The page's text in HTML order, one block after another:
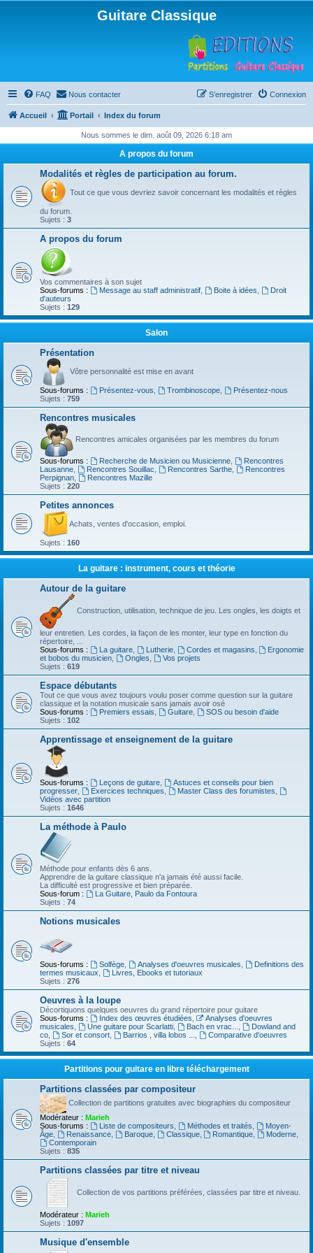
Guitare Classique
FAQ Nous contacter Connexion
S’enregistrer
Accueil Portail Index du forum
Nous sommes le dim. août 09, 2026 6:18 am
A propos du forum
Modalités et règles de participation au forum.
Tout ce que vous devriez savoir concernant les modalités et règles
du forum.
Sujets : 3
A propos du forum
Vos commentaires à son sujet
Sous-forums :
Message au staff administratif, Boite à idées
Droit
d'auteurs
Sujets : 129
Salon
Présentation
Vôtre personnalité est mise en avant
Sous-forums : Présentez-vous Trombinoscope,
Présentez-nous
Sujets : 759
Rencontres musicales
Rencontres amicales organisées par les membres du forum
Sous-forums : Recherche de Musicien ou Musicienne,
Rencontres
Lausanne
Rencontres Souillac Rencontres Sarthe,
Rencontres
Perpignan
Rencontres Mazille
Sujets : 220
Petites annonces
Achats, ventes d'occasion, emploi.
Sujets : 160
La guitare : instrument, cours et théorie
Autour de la guitare
Construction, utilisation, technique de jeu. Les ongles, les doigts et
leur entretien. Les cordes, la façon de les monter, leur type en fonction du
répertoire, ...
Sous-forums :
La guitare, Lutherie, Cordes et magasins
Ergonomie
et bobos du musicien
Ongles
Vos projets
Sujets : 619
Espace débutants
Tout ce que vous avez toujours voulu poser comme question sur la guitare
classique et la notation musicale sans jamais avoir osé
Sous-forums :
Premiers essais Guitare,
SOS ou besoin d'aide
Sujets : 102
Apprentissage et enseignement de la guitare
Sous-forums : Leçons de guitare,
Astuces et conseils pour bien
progresser
Exercices techniques Master Class des forumistes
Vidéos avec partition
Sujets : 1646
La méthode à Paulo
Méthode pour enfants dès 6 ans.
Apprendre de la guitare classique n'a jamais été aussi facile.
La difficulté est progressive et bien préparée.
Sous-forum :
La Guitare, Paulo da Fontoura
Sujets : 74
Notions musicales
Sous-forums : Solfège, Analyses d'oeuvres musicales
Definitions des
termes musicaux
Livres, Ebooks et tutoriaux
Sujets : 276
Oeuvres à la loupe
Décortiquons quelques oeuvres du grand répertoire pour guitare
Sous-forums :
Index des œuvres étudiées
Analyses d'oeuvres
musicales
Une guitare pour Scarlatti, Bach en vrac...
Dowland and
co
Sor et consort, Barrios , villa lobos ...
Comparative d'oeuvres
Sujets : 64
Partitions pour guitare en libre téléchargement
Partitions classées par compositeur
Collection de partitions gratuites avec biographies du compositeur
Modérateur : Marieh
Sous-forums :
Liste de compositeurs Méthodes et traités
Moyen-
Âge
Renaissance, Baroque, Classique, Romantique Moderne
Contemporain
Sujets : 835
Partitions classées par titre et niveau
Collection de vos partitions préférées, classées par titre et niveau.
Modérateur : Marieh
Sujets : 1097
Musique d'ensemble